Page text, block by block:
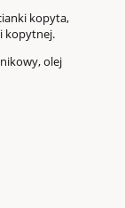
kopyta,
kopytnej.
olej